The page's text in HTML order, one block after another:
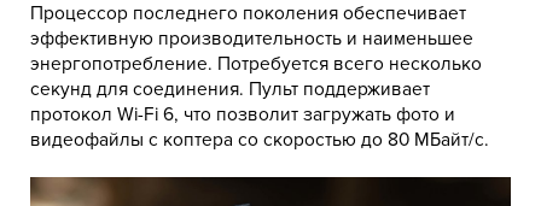
Процессор последнего поколения обеспечивает
эффективную производительность и наименьшее
энергопотребление. Потребуется всего несколько
секунд для соединения. Пульт поддерживает
протокол Wi-Fi 6, что позволит загружать фото и
видеофайлы с коптера со скоростью до 80 МБайт/с.